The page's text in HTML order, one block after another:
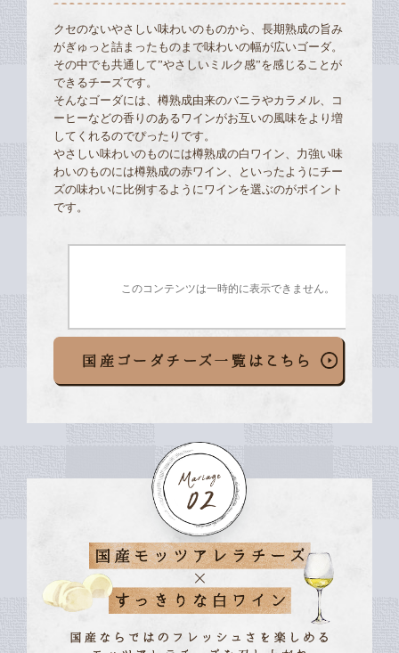
クセのないやさしい味わいのものから、長期熟成の旨み
がぎゅっと詰まったものまで味わいの幅が広いゴーダ。
その中でも共通して”やさしいミルク感”を感じることが
できるチーズです。
そんなゴーダには、樽熟成由来のバニラやカラメル、コ
ーヒーなどの香りのあるワインがお互いの風味をより増
してくれるのでぴったりです。
やさしい味わいのものには樽熟成の白ワイン、力強い味
わいのものには樽熟成の赤ワイン、といったようにチー
ズの味わいに比例するようにワインを選ぶのがポイント
です。
このコンテンツは一時的に表示できません。